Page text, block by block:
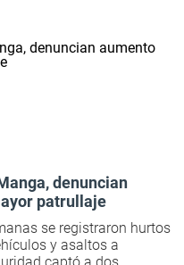
denuncian
patrullaje
se registraron hurtos
y asaltos a